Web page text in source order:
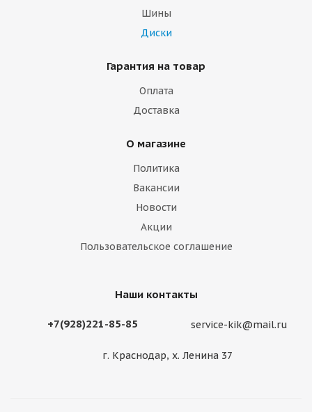
Шины
Диски
Гарантия на товар
Оплата
Доставка
О магазине
Политика
Вакансии
Новости
Акции
Пользовательское соглашение
Наши контакты
+7(928)221-85-85 service-kik@mail.ru
г. Краснодар, х. Ленина 37